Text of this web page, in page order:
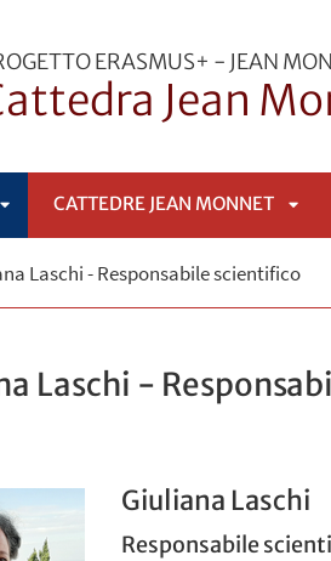
ERASMUS+ - JEAN
Jean
APRI
CATTEDRE JEAN MONNET
APRI
Laschi - Responsabile scientifico
Laschi -
Giuliana Laschi
Responsabile